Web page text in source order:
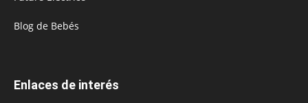
Blog de Bebés
Enlaces de interés